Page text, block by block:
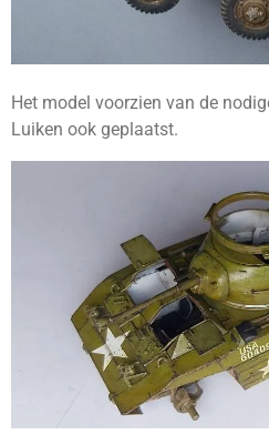
Het model voorzien van de
Luiken ook geplaatst.